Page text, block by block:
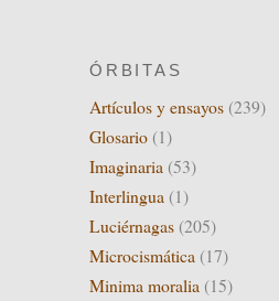
ÓRBITAS
Artículos y ensayos (239)
Glosario (1)
Imaginaria (53)
Interlingua (1)
Luciérnagas (205)
Microcismática (17)
Minima moralia (15)